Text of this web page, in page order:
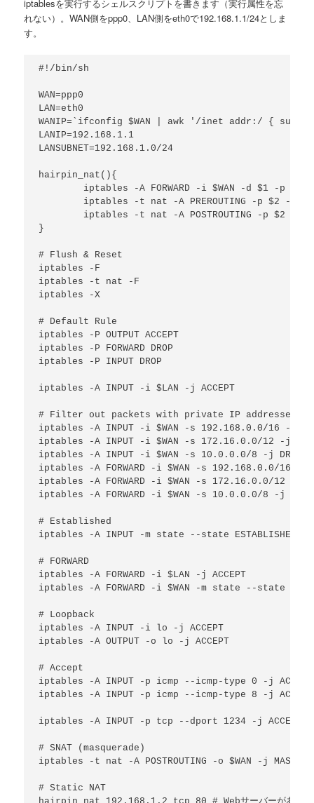
iptablesを実行するシェルスクリプトを書きます（実行属性を忘
れない）。WAN側をppp0、LAN側をeth0で192.168.1.1/24としま
す。
#!/bin/sh
WAN=ppp0
LAN=eth0
WANIP=`ifconfig $WAN | awk '/inet addr:/ { sub(/addr:/,
LANIP=192.168.1.1
LANSUBNET=192.168.1.0/24
hairpin_nat(){
iptables -A FORWARD -i $WAN -d $1 -p $2
iptables -t nat -A PREROUTING -p $2 --
iptables -t nat -A POSTROUTING -p $2 -s
}
# Flush & Reset
iptables -F
iptables -t nat -F
iptables -X
# Default Rule
iptables -P OUTPUT ACCEPT
iptables -P FORWARD DROP
iptables -P INPUT DROP
iptables -A INPUT -i $LAN -j ACCEPT
# Filter out packets with private IP addresses
iptables -A INPUT -i $WAN -s 192.168.0.0/16 -j
iptables -A INPUT -i $WAN -s 172.16.0.0/12 -j
iptables -A INPUT -i $WAN -s 10.0.0.0/8 -j DROP
iptables -A FORWARD -i $WAN -s 192.168.0.0/16 -j
iptables -A FORWARD -i $WAN -s 172.16.0.0/12 -j
iptables -A FORWARD -i $WAN -s 10.0.0.0/8 -j DROP
# Established
iptables -A INPUT -m state --state
# FORWARD
iptables -A FORWARD -i $LAN -j ACCEPT
iptables -A FORWARD -i $WAN -m state --state
# Loopback
iptables -A INPUT -i lo -j ACCEPT
iptables -A OUTPUT -o lo -j ACCEPT
# Accept
iptables -A INPUT -p icmp --icmp-type 0 -j ACCEPT # こ
iptables -A INPUT -p icmp --icmp-type 8 -j ACCEPT
iptables -A INPUT -p tcp --dport 1234 -j ACCEPT # 自身で
# SNAT (masquerade)
iptables -t nat -A POSTROUTING -o $WAN -j
# Static NAT